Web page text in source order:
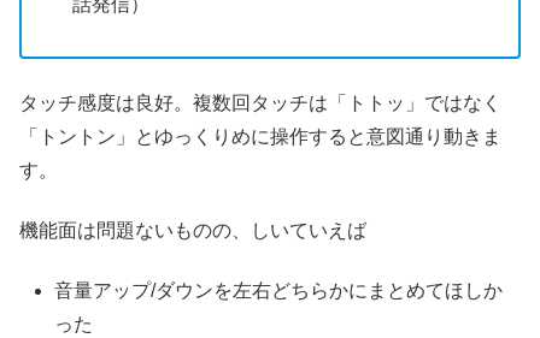
話発信）
タッチ感度は良好。複数回タッチは「トトッ」ではなく
「トントン」とゆっくりめに操作すると意図通り動きま
す。
機能面は問題ないものの、しいていえば
音量アップ/ダウンを左右どちらかにまとめてほしか
った